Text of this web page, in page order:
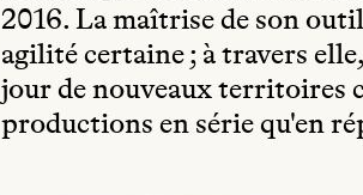
2016. La maîtrise de son
agilité certaine ; à travers
jour de nouveaux territoires
productions en série qu'en